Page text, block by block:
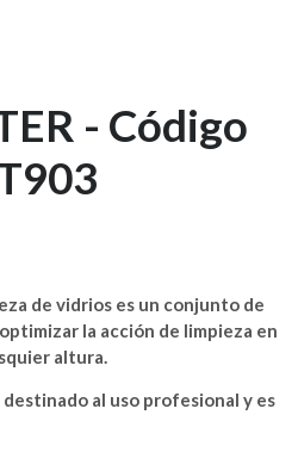
- Código
de vidrios es un conjunto de
la acción de limpieza en
altura.
al uso profesional y es